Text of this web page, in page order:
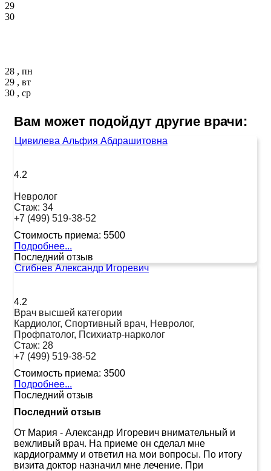
29
30
28 , пн
29 , вт
30 , ср
Вам может подойдут другие врачи:
Цивилева Альфия Абдрашитовна
4.2
Невролог
Стаж: 34
+7 (499) 519-38-52
Стоимость приема: 5500
Подробнее...
Последний отзыв
Сгибнев Александр Игоревич
4.2
Врач высшей категории
Кардиолог, Спортивный врач, Невролог,
Профпатолог, Психиатр-нарколог
Стаж: 28
+7 (499) 519-38-52
Стоимость приема: 3500
Подробнее...
Последний отзыв
Последний отзыв
От Мария - Александр Игоревич внимательный и
вежливый врач. На приеме он сделал мне
кардиограмму и ответил на мои вопросы. По итогу
визита доктор назначил мне лечение. При